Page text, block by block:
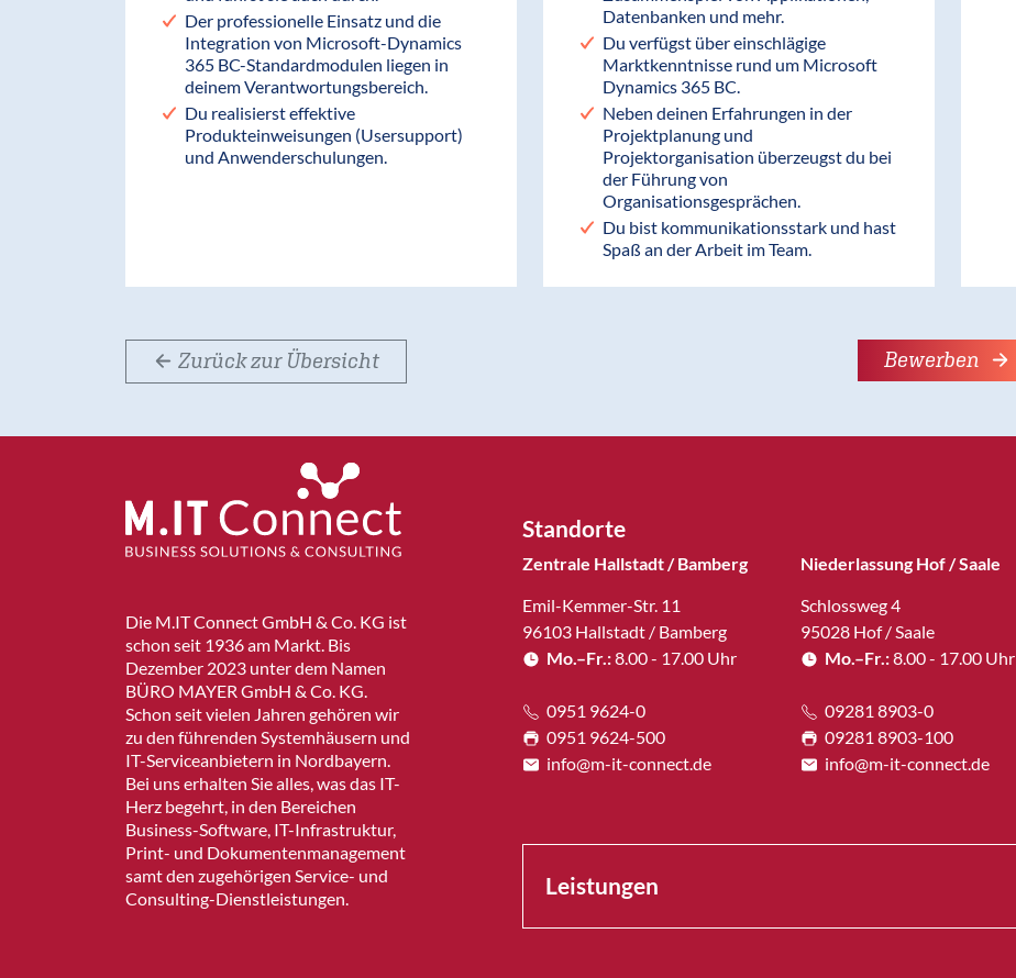
Der professionelle Einsatz und die
Integration von Microsoft-Dynamics
365 BC-Standardmodulen liegen in
deinem Verantwortungsbereich.
Du realisierst effektive
Produkteinweisungen (Usersupport)
und Anwenderschulungen.
Datenbanken und mehr.
Du verfügst über einschlägige
Marktkenntnisse rund um Microsoft
Dynamics 365 BC.
Neben deinen Erfahrungen in der
Projektplanung und
Projektorganisation überzeugst du bei
der Führung von
Organisationsgesprächen.
Du bist kommunikationsstark und hast
Spaß an der Arbeit im Team.
Zurück zur Übersicht Bewerben
Die M.IT Connect GmbH & Co. KG ist
schon seit 1936 am Markt. Bis
Dezember 2023 unter dem Namen
BÜRO MAYER GmbH & Co. KG.
Schon seit vielen Jahren gehören wir
zu den führenden Systemhäusern und
IT-Serviceanbietern in Nordbayern.
Bei uns erhalten Sie alles, was das IT-
Herz begehrt, in den Bereichen
Business-Software, IT-Infrastruktur,
Print- und Dokumentenmanagement
samt den zugehörigen Service- und
Consulting-Dienstleistungen.
Standorte
Zentrale Hallstadt / Bamberg
Emil-Kemmer-Str. 11
96103 Hallstadt / Bamberg
Mo.–Fr.:8.00 - 17.00 Uhr
0951 9624-0
0951 9624-500
info@m-it-connect.de
Niederlassung Hof / Saale
Schlossweg 4
95028 Hof / Saale
Mo.–Fr.:8.00 - 17.00 Uhr
09281 8903-0
09281 8903-100
info@m-it-connect.de
Leistungen